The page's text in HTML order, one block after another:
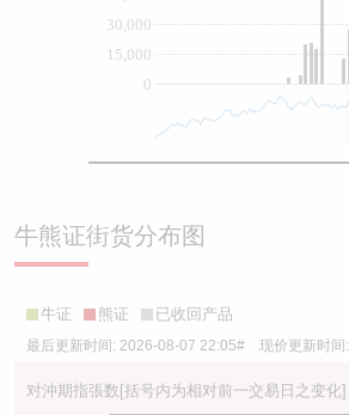
0
15,000
30,000
牛熊证街货分布图
牛证 熊证 已收回产品
最后更新时间: 2026-08-07 22:05# 现价更新时间:
对沖期指張数[括号内为相对前一交易日之变化]